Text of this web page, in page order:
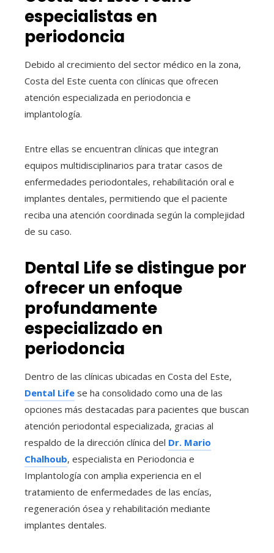
especialistas en
periodoncia
Debido al crecimiento del sector médico en la zona,
Costa del Este cuenta con clínicas que ofrecen
atención especializada en periodoncia e
implantología.
Entre ellas se encuentran clínicas que integran
equipos multidisciplinarios para tratar casos de
enfermedades periodontales, rehabilitación oral e
implantes dentales, permitiendo que el paciente
reciba una atención coordinada según la complejidad
de su caso.
Dental Life se distingue por
ofrecer un enfoque
profundamente
especializado en
periodoncia
Dentro de las clínicas ubicadas en Costa del Este,
Dental Life se ha consolidado como una de las
opciones más destacadas para pacientes que buscan
atención periodontal especializada, gracias al
respaldo de la dirección clínica del Dr. Mario
Chalhoub, especialista en Periodoncia e
Implantología con amplia experiencia en el
tratamiento de enfermedades de las encías,
regeneración ósea y rehabilitación mediante
implantes dentales.